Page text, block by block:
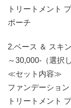
トリートメント
ポーチ
2.ベース ＆ スキ
～30,000-（選択
≪セット内容≫
ファンデーショ
トリートメント